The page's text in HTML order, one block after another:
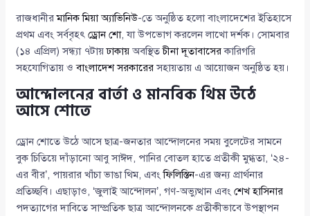
রাজধানীরমানিক মিয়া অ্যাভিনিউ-তে অনুষ্ঠিত হলো বাংলাদেশের ইতিহাসে
প্রথম এবং সর্ববৃহৎড্রোন শো, যা উপভোগ করলেন লাখো দর্শক। সোমবার
(১৪ এপ্রিল) সন্ধ্যা ৭টায়ঢাকায়অবস্থিতচীনা দূতাবাসেরকারিগরি
সহযোগিতায় ওবাংলাদেশ সরকারেরসহায়তায় এ আয়োজন অনুষ্ঠিত হয়।
আন্দোলনের বার্তা ও মানবিক থিম উঠে
আসে শোতে
ড্রোন শোতে উঠে আসে ছাত্র-জনতার আন্দোলনের সময় বুলেটের সামনে
বুক চিতিয়ে দাঁড়ানো আবু সাঈদ, পানির বোতল হাতে প্রতীকী মুগ্ধতা, ‘২৪-
এর বীর’, পায়রার খাঁচা ভাঙা থিম, এবংফিলিস্তিন-এর জন্য প্রার্থনার
প্রতিচ্ছবি। এছাড়াও, ‘জুলাই আন্দোলন’, গণ-অভ্যুত্থান এবংশেখ হাসিনার
পদত্যাগের দাবিতে সাম্প্রতিক ছাত্র আন্দোলনকে প্রতীকীভাবে উপস্থাপন